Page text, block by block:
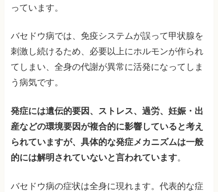
っています。
バセドウ病では、免疫システムが誤って甲状腺を
刺激し続けるため、必要以上にホルモンが作られ
てしまい、全身の代謝が異常に活発になってしま
う病気です。
発症には遺伝的要因、ストレス、過労、妊娠・出
産などの環境要因が複合的に影響していると考え
られていますが、具体的な発症メカニズムは一般
的には解明されていないと言われています。
バセドウ病の症状は全身に現れます。代表的な症